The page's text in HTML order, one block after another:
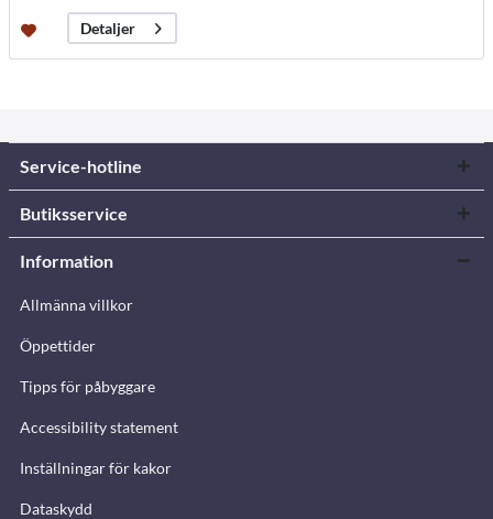
Detaljer
Service-hotline
Butiksservice
Information
Allmänna villkor
Öppettider
Tipps för påbyggare
Accessibility statement
Inställningar för kakor
Dataskydd